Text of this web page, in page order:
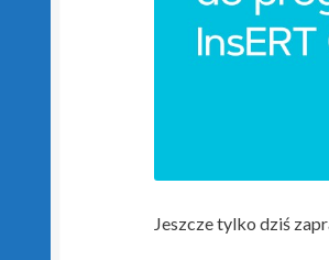
Jeszcze tylko dziś